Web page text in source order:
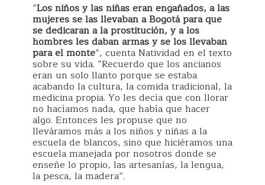
“Los niños y las niñas eran engañados, a las
mujeres se las llevaban a Bogotá para que
se dedicaran a la prostitución, y a los
hombres les daban armas y se los llevaban
para el monte”, cuenta Natividad en el texto
sobre su vida. “Recuerdo que los ancianos
eran un solo llanto porque se estaba
acabando la cultura, la comida tradicional, la
medicina propia. Yo les decía que con llorar
no hacíamos nada, que había que hacer
algo. Entonces les propuse que no
lleváramos más a los niños y niñas a la
escuela de blancos, sino que hiciéramos una
escuela manejada por nosotros donde se
enseñe lo propio, las artesanías, la lengua,
la pesca, la madera”.